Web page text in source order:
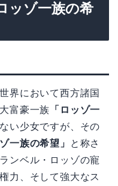
ッゾ一族の希
界において西方諸国
富豪一族 「ロッゾ一
い少女ですが、その
一族の希望」
と称さ
ンベル・ロッゾの寵
力、そして強大なス